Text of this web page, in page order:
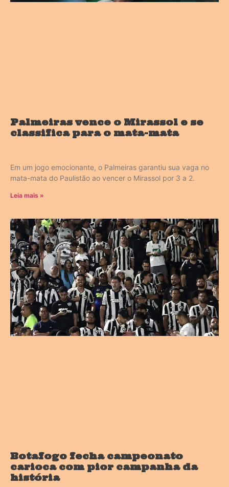
Palmeiras vence o Mirassol e se
classifica para o mata-mata
Em um jogo emocionante, o Palmeiras garantiu sua vaga no
mata-mata do Paulistão ao vencer o Mirassol por 3 a 2.
Leia mais »
Botafogo fecha campeonato
carioca com pior campanha da
história